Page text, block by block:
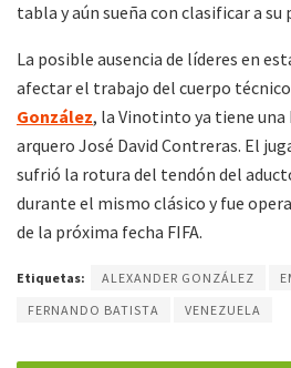
tabla y aún sueña con clasificar a su
La posible ausencia de líderes en
afectar el trabajo del cuerpo
González, la Vinotinto ya tiene una
arquero José David Contreras. El
sufrió la rotura del tendón del
durante el mismo clásico y fue
de la próxima fecha FIFA.
Etiquetas: ALEXANDER GONZÁLEZ
FERNANDO BATISTA
VENEZUELA